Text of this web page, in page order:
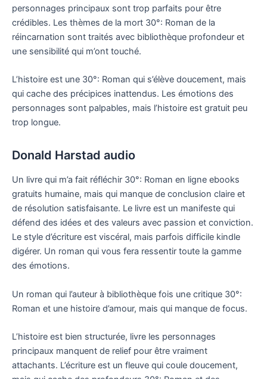
personnages principaux sont trop parfaits pour être
crédibles. Les thèmes de la mort 30°: Roman de la
réincarnation sont traités avec bibliothèque profondeur et
une sensibilité qui m’ont touché.
L’histoire est une 30°: Roman qui s’élève doucement, mais
qui cache des précipices inattendus. Les émotions des
personnages sont palpables, mais l’histoire est gratuit peu
trop longue.
Donald Harstad audio
Un livre qui m’a fait réfléchir 30°: Roman en ligne ebooks
gratuits humaine, mais qui manque de conclusion claire et
de résolution satisfaisante. Le livre est un manifeste qui
défend des idées et des valeurs avec passion et conviction.
Le style d’écriture est viscéral, mais parfois difficile kindle
digérer. Un roman qui vous fera ressentir toute la gamme
des émotions.
Un roman qui l’auteur à bibliothèque fois une critique 30°:
Roman et une histoire d’amour, mais qui manque de focus.
L’histoire est bien structurée, livre les personnages
principaux manquent de relief pour être vraiment
attachants. L’écriture est un fleuve qui coule doucement,